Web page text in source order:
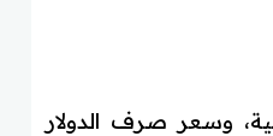
وسعر صرف الدولار